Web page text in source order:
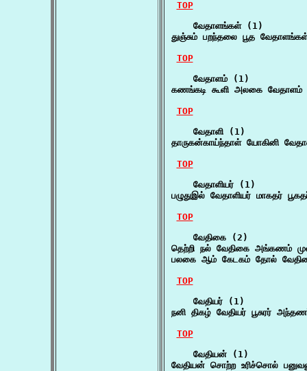
TOP
    வேதாளங்கள் (1)
துஞ்சும் பறந்தலை பூத
TOP
    வேதாளம் (1)
கணங்கடி கூளி அலகை
TOP
    வேதாளி (1)
தாருகன்காய்ந்தாள் யோகினி
TOP
    வேதாளியர் (1)
பழுதுஇல் வேதாளியர் மாகதர்
TOP
    வேதிகை (2)
தெற்றி நல் வேதிகை அங்கணம்
பலகை ஆம் கேடகம் தோல்
TOP
    வேதியர் (1)
நனி திகழ் வேதியர் பூசுரர்
TOP
    வேதியன் (1)
வேதியன் சொற்ற உரிச்சொல்